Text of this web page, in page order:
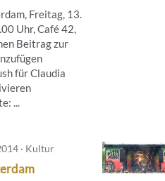
Freitag, 13.
Uhr, Café 42,
Beitrag zur
für Claudia
...
· Kultur